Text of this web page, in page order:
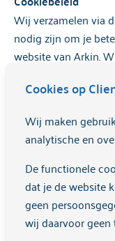
Wij verzamelen via
nodig zijn om je
website van Arkin.
onze website?
Contact
neemt passende
onbevoegde
ongeoorloofde
Cookies op
Wij maken
analytische en
De functionele
dat je de website
geen
wij daarvoor